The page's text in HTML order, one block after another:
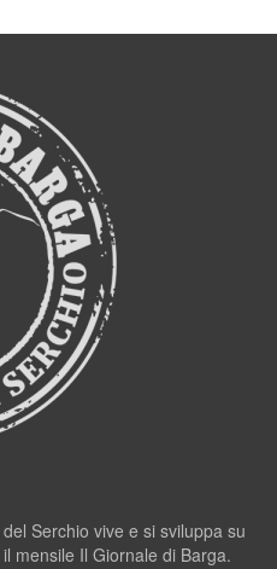
Serchio vive e si sviluppa su
mensile Il Giornale di Barga.